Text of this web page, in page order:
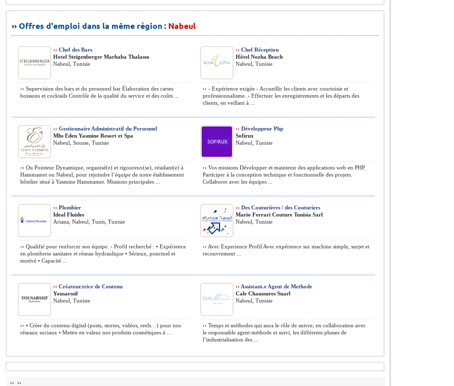
›› Offres d'emploi dans la même région : Nabeul
›› Chef des Bars
Hotel Steigenberger Marhaba Thalasso
Nabeul, Tunisie
›› Supervision des bars et du personnel bar Élaboration des cartes
boissons et cocktails Contrôle de la qualité du service et des coûts ...
›› Chef Réception
Hôtel Nozha Beach
Nabeul, Tunisie
›› - Expérience exigée - Accueillir les clients avec courtoisie et
professionnalisme. - Effectuer les enregistrements et les départs des
clients, en veillant à ...
›› Gestionnaire Administratif du Personnel
Mhs Eden Yasmine Resort et Spa
Nabeul, Sousse, Tunisie
›› Ou Pointeur Dynamique, organisé(e) et rigoureux(se), résidant(e) à
Hammamet ou Nabeul, pour rejoindre l’équipe de notre établissement
hôtelier situé à Yasmine Hammamet. Missions principales ...
›› Développeur Php
Sofirux
Nabeul, Tunisie
›› Vos missions Développer et maintenir des applications web en PHP.
Participer à la conception technique et fonctionnelle des projets.
Collaborer avec les équipes ...
›› Plombier
Ideal Fluides
Ariana, Nabeul, Tunis, Tunisie
›› Qualifié pour renforcer son équipe. › Profil recherché : • Expérience
en plomberie sanitaire et réseau hydraulique • Sérieux, ponctuel et
motivé • Capacité ...
›› Des Couturières / des Couturiers
Mario Ferrari Couture Tunisia Sarl
Nabeul, Tunisie
›› Avec Experience Profil Avec expérience sur machine simple, surjet et
recouvrement ...
›› Créateur.trice de Contenu
Yousarssif
Nabeul, Tunisie
›› • Créer du contenu digital (posts, stories, vidéos, reels…) pour nos
réseaux sociaux • Mettre en valeur nos produits cosmétiques à ...
›› Assistant.e Agent de Methode
Cale Chaussures Suarl
Nabeul, Tunisie
›› Temps et méthodes qui aura le rôle de suivre, en collaboration avec
le responsable agent méthode et suivi, les différents phases de
l’industrialisation des ...
›› ››